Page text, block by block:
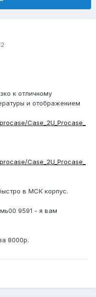
к отличному
и отображением
Case_2U_Procase_
Case_2U_Procase_
в МСК корпус.
9591 - я вам
8000р.